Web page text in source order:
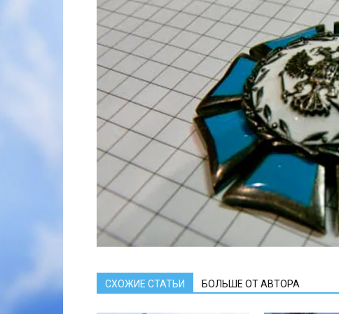
СХОЖИЕ СТАТЬИ БОЛЬШЕ ОТ АВТОРА